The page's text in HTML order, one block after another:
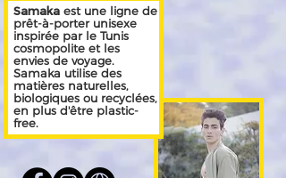
Samaka est une ligne de
prêt-à-porter unisexe
inspirée par le Tunis
cosmopolite et les
envies de voyage.
Samaka utilise des
matières naturelles,
biologiques ou recyclées,
en plus d'être plastic-
free.